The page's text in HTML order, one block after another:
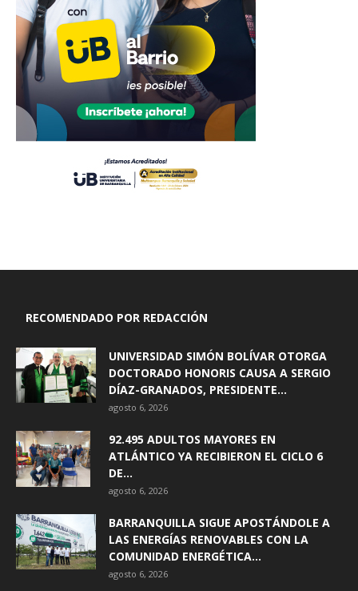
RECOMENDADO POR REDACCIÓN
UNIVERSIDAD SIMÓN BOLÍVAR OTORGA
DOCTORADO HONORIS CAUSA A SERGIO
DÍAZ-GRANADOS, PRESIDENTE...
agosto 6, 2026
92.495 ADULTOS MAYORES EN
ATLÁNTICO YA RECIBIERON EL CICLO 6
DE...
agosto 6, 2026
BARRANQUILLA SIGUE APOSTÁNDOLE A
LAS ENERGÍAS RENOVABLES CON LA
COMUNIDAD ENERGÉTICA...
agosto 6, 2026